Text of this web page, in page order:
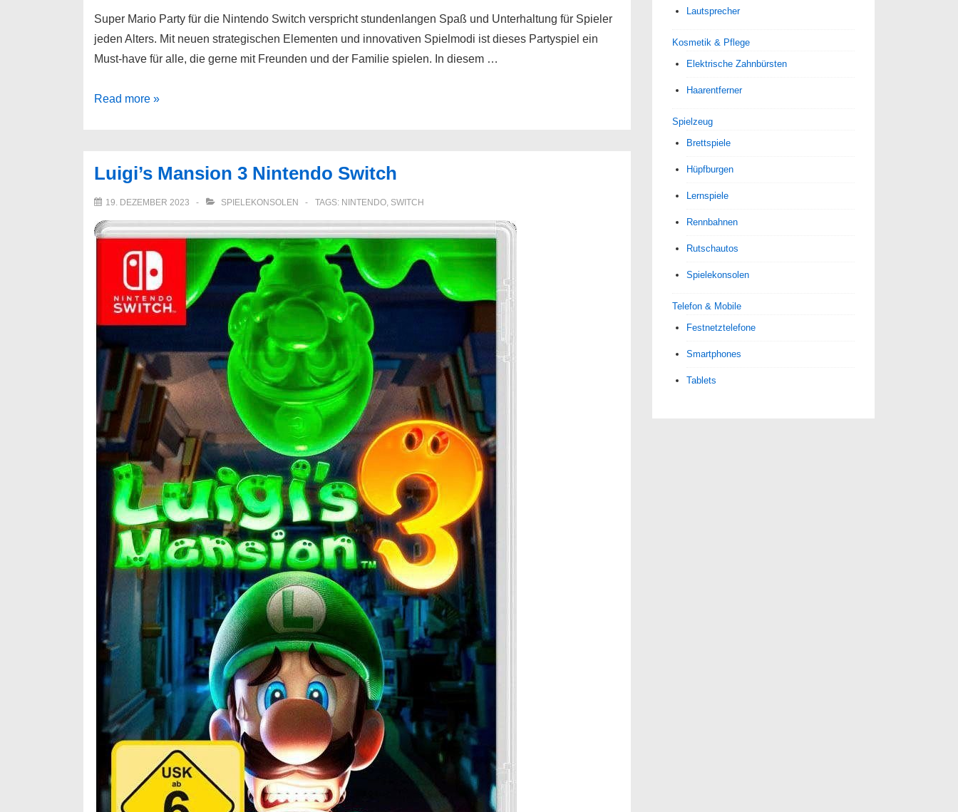
Super Mario Party für die Nintendo Switch verspricht stundenlangen Spaß und Unterhaltung für Spieler
jeden Alters. Mit neuen strategischen Elementen und innovativen Spielmodi ist dieses Partyspiel ein
Must-have für alle, die gerne mit Freunden und der Familie spielen. In diesem …
Super
Switch
Read more »
Luigi’s Mansion 3 Nintendo Switch
19. DEZEMBER 2023 SPIELEKONSOLEN TAGS: NINTENDO, SWITCH
Lautsprecher
Kosmetik & Pflege
Elektrische Zahnbürsten
Haarentferner
Spielzeug
Brettspiele
Hüpfburgen
Lernspiele
Rennbahnen
Rutschautos
Spielekonsolen
Telefon & Mobile
Festnetztelefone
Smartphones
Tablets